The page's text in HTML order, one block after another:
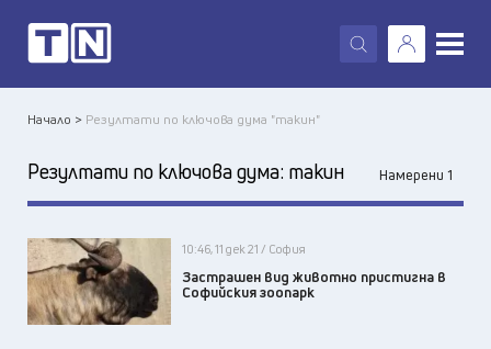
X
Начало > Резултати по ключова дума "такин"
Резултати по ключова дума: такин Намерени 1
10:46, 11 дек 21 / София
Застрашен вид животно пристигна в
Софийския зоопарк